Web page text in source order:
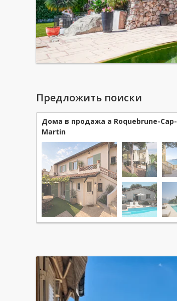
Предложить поиски
Дома в продажа a Roquebrune-Cap-
Martin